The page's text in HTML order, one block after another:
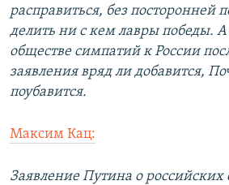
расправиться, без посторонней
делить ни с кем лавры победы. А
обществе симпатий к России
заявления вряд ли добавится,
поубавится.
Максим Кац:
Заявление Путина о российских